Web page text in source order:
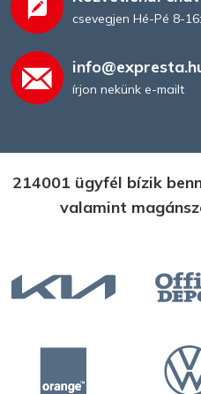
csevegjen Hé-Pé 8-
írjon nekünk e-mailt
214001 ügyfél bízik
valamint